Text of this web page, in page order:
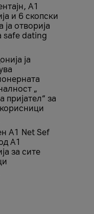
A1
и 6 скопски
отворија
safe dating
ја
„
пријател“ за
A1 Net Sеf
А1
за сите